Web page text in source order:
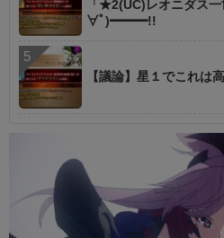
「★2(UC)レオニダス
∀ﾟ)━━━!!
【議論】星１でこれは